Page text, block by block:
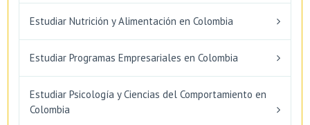
Estudiar Nutrición y Alimentación en Colombia
Estudiar Programas Empresariales en Colombia
Estudiar Psicología y Ciencias del Comportamiento en
Colombia